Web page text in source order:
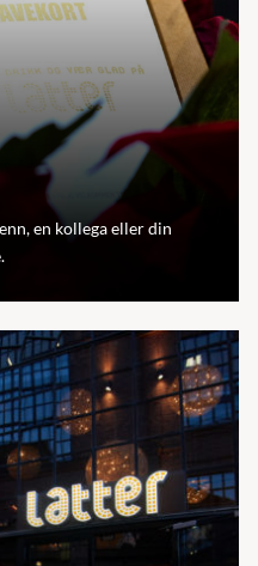
en kollega eller din